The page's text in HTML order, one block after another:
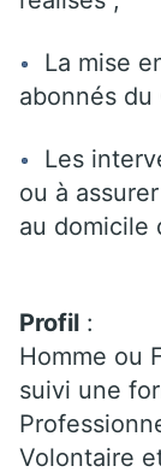
La mise
abonnés
Les
ou à
au domicile
Profil :
Homme ou
suivi une
Volontaire